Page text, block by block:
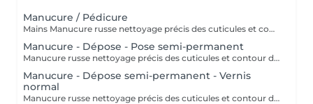
Manucure / Pédicure
Mains Manucure russe nettoyage précis des cuticules et contour des ongles. Application d'un vernis semi-permanent qui dure 3 à 4 semaines. Résultat naturel, brillant et résistant aux chocs. Pieds Retrait des cuticules, limage et polissage des ongles. Application de la base semi-permanent : protège l'ongle naturel et favorise l'adhérence. Application de la couleur semi-permanent : couche uniforme pour une finition parfaite.
Manucure - Dépose - Pose semi-permanent
Manucure russe nettoyage précis des cuticules et contour des ongles. Retrait 85% de l'ancien semi-permanent sans touche a votre ongles naturel. Application d'un semi-permanent sur l'ongle. Idéal pour repartir sur une base propre sans accumulation de produit.
Manucure - Dépose semi-permanent - Vernis
normal
Manucure russe nettoyage précis des cuticules et contour des ongles. Retrait 85% de l'ancien semi-permanent sans touche a votre ongles naturel. Vernis classique appliqué sur l'ongle naturel. Rendu brillant, élégant